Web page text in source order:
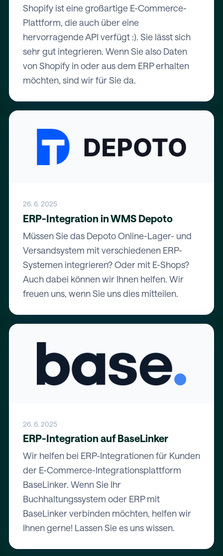
Shopify ist eine großartige E-Commerce-
Plattform, die auch über eine
hervorragende API verfügt :). Sie lässt sich
sehr gut integrieren. Wenn Sie also Daten
von Shopify in oder aus dem ERP erhalten
möchten, sind wir für Sie da.
26. 6. 2025
ERP-Integration in WMS Depoto
Müssen Sie das Depoto Online-Lager- und
Versandsystem mit verschiedenen ERP-
Systemen integrieren? Oder mit E-Shops?
Auch dabei können wir Ihnen helfen. Wir
freuen uns, wenn Sie uns dies mitteilen.
26. 6. 2025
ERP-Integration auf BaseLinker
Wir helfen bei ERP-Integrationen für Kunden
der E-Commerce-Integrationsplattform
BaseLinker. Wenn Sie Ihr
Buchhaltungssystem oder ERP mit
BaseLinker verbinden möchten, helfen wir
Ihnen gerne! Lassen Sie es uns wissen.